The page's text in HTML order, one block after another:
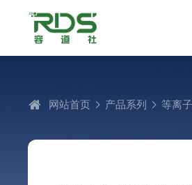
网站首页 产品系列 等离